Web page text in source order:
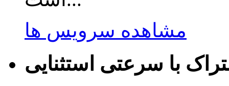
مشاهده سرویس ها
با سرعتی استثنایی